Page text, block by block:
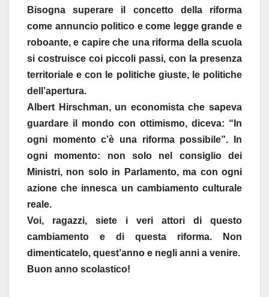
Bisogna superare il concetto della riforma
come annuncio politico e come legge grande e
roboante, e capire che una riforma della scuola
si costruisce coi piccoli passi, con la presenza
territoriale e con le politiche giuste, le politiche
dell’apertura.
Albert Hirschman, un economista che sapeva
guardare il mondo con ottimismo, diceva: “In
ogni momento c’è una riforma possibile”. In
ogni momento: non solo nel consiglio dei
Ministri, non solo in Parlamento, ma con ogni
azione che innesca un cambiamento culturale
reale.
Voi, ragazzi, siete i veri attori di questo
cambiamento e di questa riforma. Non
dimenticatelo, quest’anno e negli anni a venire.
Buon anno scolastico!